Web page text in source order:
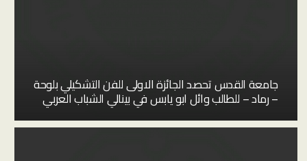
جامعة القدس تحصد الجائزة الاولى للفن التشكيلي بلوحة
– رماد – للطالب وائل ابو يابس في بينالي الشباب العربي